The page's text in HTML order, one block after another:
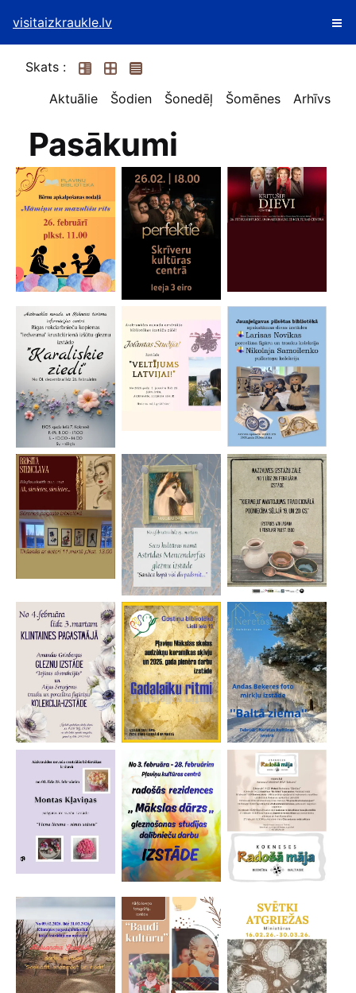
visitaizkraukle.lv
Skats :
Aktuālie
Šodien Šonedēļ Šomēnes Arhīvs
Pasākumi